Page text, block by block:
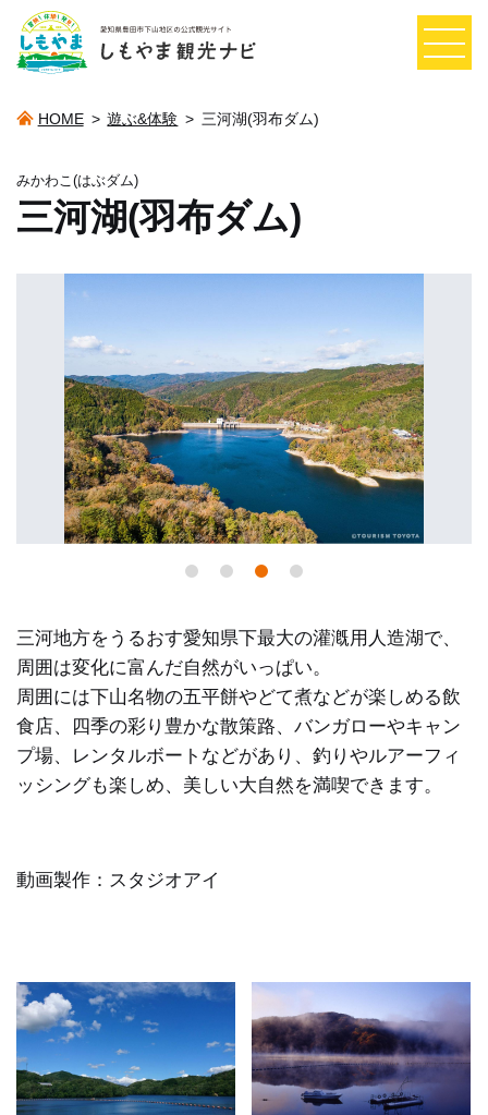
HOME > 遊ぶ&体験 > 三河湖(羽布ダム)
みかわこ(はぶダム)
三河湖(羽布ダム)
三河地方をうるおす愛知県下最大の灌漑用人造湖で、
周囲は変化に富んだ自然がいっぱい。
周囲には下山名物の五平餅やどて煮などが楽しめる飲
食店、四季の彩り豊かな散策路、バンガローやキャン
プ場、レンタルボートなどがあり、釣りやルアーフィ
ッシングも楽しめ、美しい大自然を満喫できます。
動画製作：スタジオアイ